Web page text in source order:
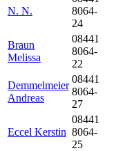
N. N.
8064-
24
Braun
Melissa
08441
8064-
22
Demmelmeier
Andreas
08441
8064-
27
Eccel Kerstin
08441
8064-
25